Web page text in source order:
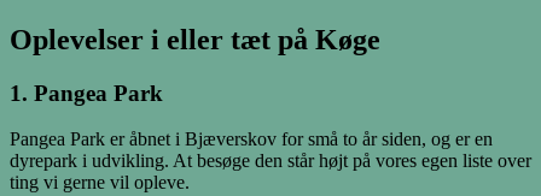
Oplevelser i eller tæt på Køge
1. Pangea Park
Pangea Park er åbnet i Bjæverskov for små to år siden, og er en
dyrepark i udvikling. At besøge den står højt på vores egen liste over
ting vi gerne vil opleve.